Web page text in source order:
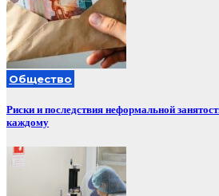
Общество
Риски и последствия неформальной
каждому